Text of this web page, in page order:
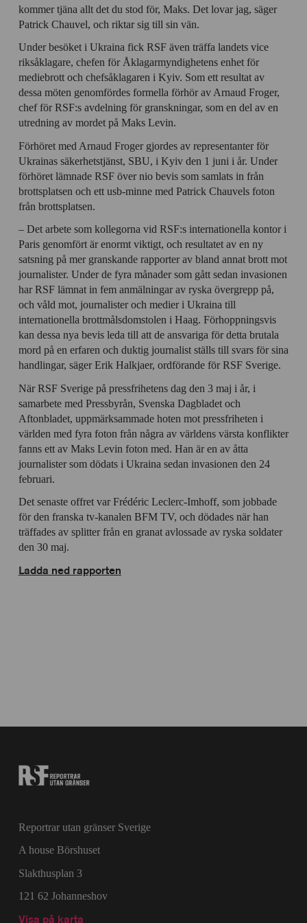
kommer tjäna allt det du stod för, Maks. Det lovar jag, säger
Patrick Chauvel, och riktar sig till sin vän.
Under besöket i Ukraina fick RSF även träffa landets vice
riksåklagare, chefen för Åklagarmyndighetens enhet för
mediebrott och chefsåklagaren i Kyiv. Som ett resultat av
dessa möten genomfördes formella förhör av Arnaud Froger,
chef för RSF:s avdelning för granskningar, som en del av en
utredning av mordet på Maks Levin.
Förhöret med Arnaud Froger gjordes av representanter för
Ukrainas säkerhetstjänst, SBU, i Kyiv den 1 juni i år. Under
förhöret lämnade RSF över nio bevis som samlats in från
brottsplatsen och ett usb-minne med Patrick Chauvels foton
från brottsplatsen.
– Det arbete som kollegorna vid RSF:s internationella kontor i
Paris genomfört är enormt viktigt, och resultatet av en ny
satsning på mer granskande rapporter av bland annat brott mot
journalister. Under de fyra månader som gått sedan invasionen
har RSF lämnat in fem anmälningar av ryska övergrepp på,
och våld mot, journalister och medier i Ukraina till
internationella brottmålsdomstolen i Haag. Förhoppningsvis
kan dessa nya bevis leda till att de ansvariga för detta brutala
mord på en erfaren och duktig journalist ställs till svars för sina
handlingar, säger Erik Halkjaer, ordförande för RSF Sverige.
När RSF Sverige på pressfrihetens dag den 3 maj i år, i
samarbete med Pressbyrån, Svenska Dagbladet och
Aftonbladet, uppmärksammade hoten mot pressfriheten i
världen med fyra foton från några av världens värsta konflikter
fanns ett av Maks Levin foton med. Han är en av åtta
journalister som dödats i Ukraina sedan invasionen den 24
februari.
Det senaste offret var Frédéric Leclerc-Imhoff, som jobbade
för den franska tv-kanalen BFM TV, och dödades när han
träffades av splitter från en granat avlossade av ryska soldater
den 30 maj.
Ladda ned rapporten
Reportrar utan gränser Sverige
A house Börshuset
Slakthusplan 3
121 62 Johanneshov
Visa på karta
personlig
anpassning